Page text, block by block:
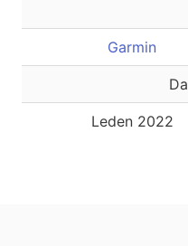
Garmin
Leden 2022